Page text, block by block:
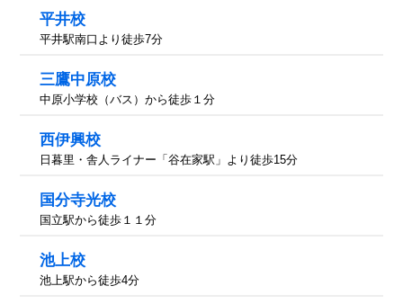
平井校
平井駅南口より徒歩7分
三鷹中原校
中原小学校（バス）から徒歩１分
西伊興校
日暮里・舎人ライナー「谷在家駅」より徒歩15分
国分寺光校
国立駅から徒歩１１分
池上校
池上駅から徒歩4分